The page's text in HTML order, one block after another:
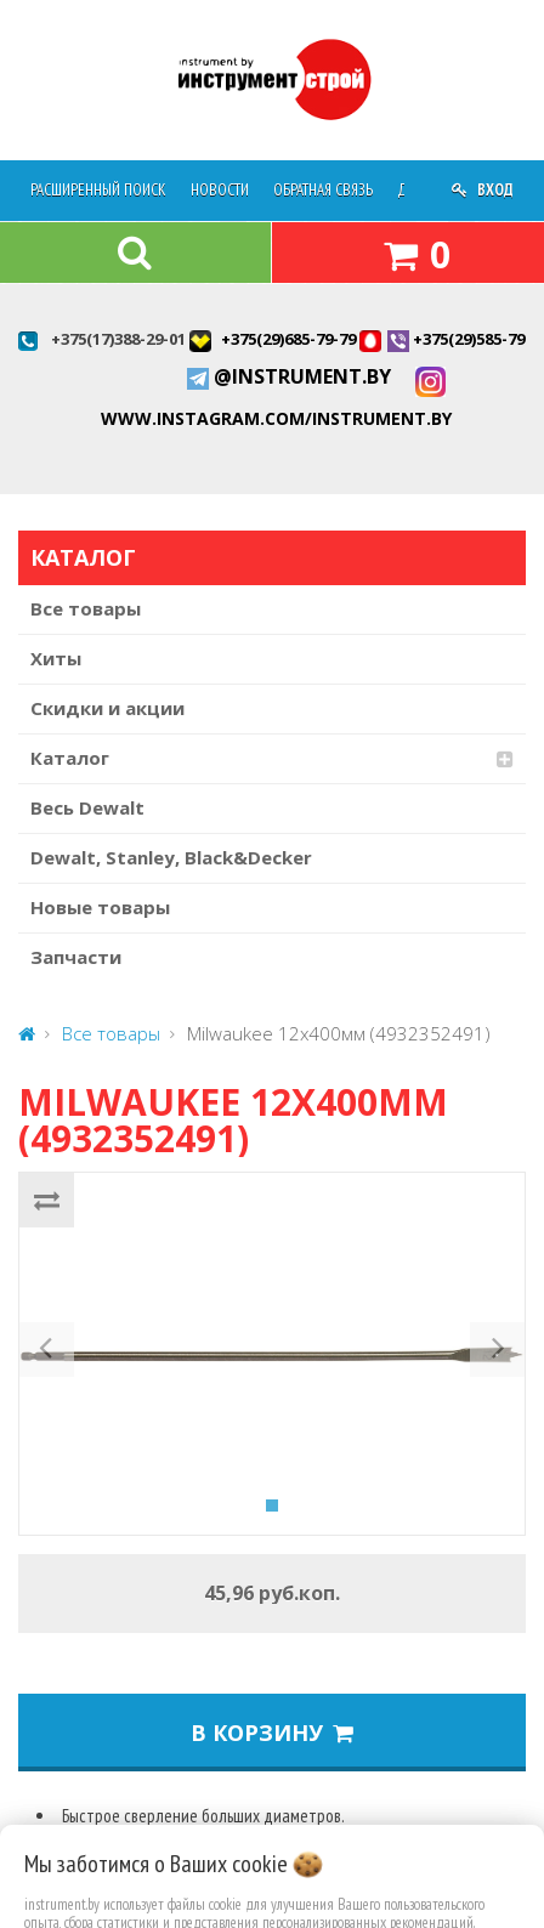
РАСШИРЕННЫЙ ПОИСК НОВОСТИ ОБРАТНАЯ СВЯЗЬ ДОСТАВКА О
ВХОД
0
+375(17)388-29-01 +375(29)685-79-79 +375(29)585-79-
@INSTRUMENT.BY
WWW.INSTAGRAM.COM/INSTRUMENT.BY
КАТАЛОГ
Все товары
Хиты
Скидки и акции
Каталог
Весь Dewalt
Dewalt, Stanley, Black&Decker
Новые товары
Запчасти
Все товары Milwaukee 12x400мм (4932352491)
MILWAUKEE 12X400ММ
(4932352491)
45,96 руб.коп.
В КОРЗИНУ
Быстрое сверление больших диаметров.
Идеальны при установке дверных замков, изготовления пазов,
а также электрических и сантехнических работ.
Мы заботимся о Вашихcookie
instrument.by использует файлы cookie для улучшения Вашего пользовательского
опыта, сбора статистики и представления персонализированных рекомендаций.